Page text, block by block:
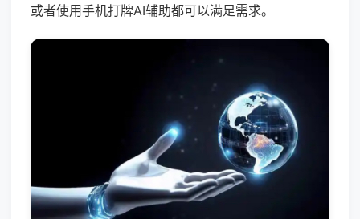
或者使用手机打牌AI辅助都可以满足需求。